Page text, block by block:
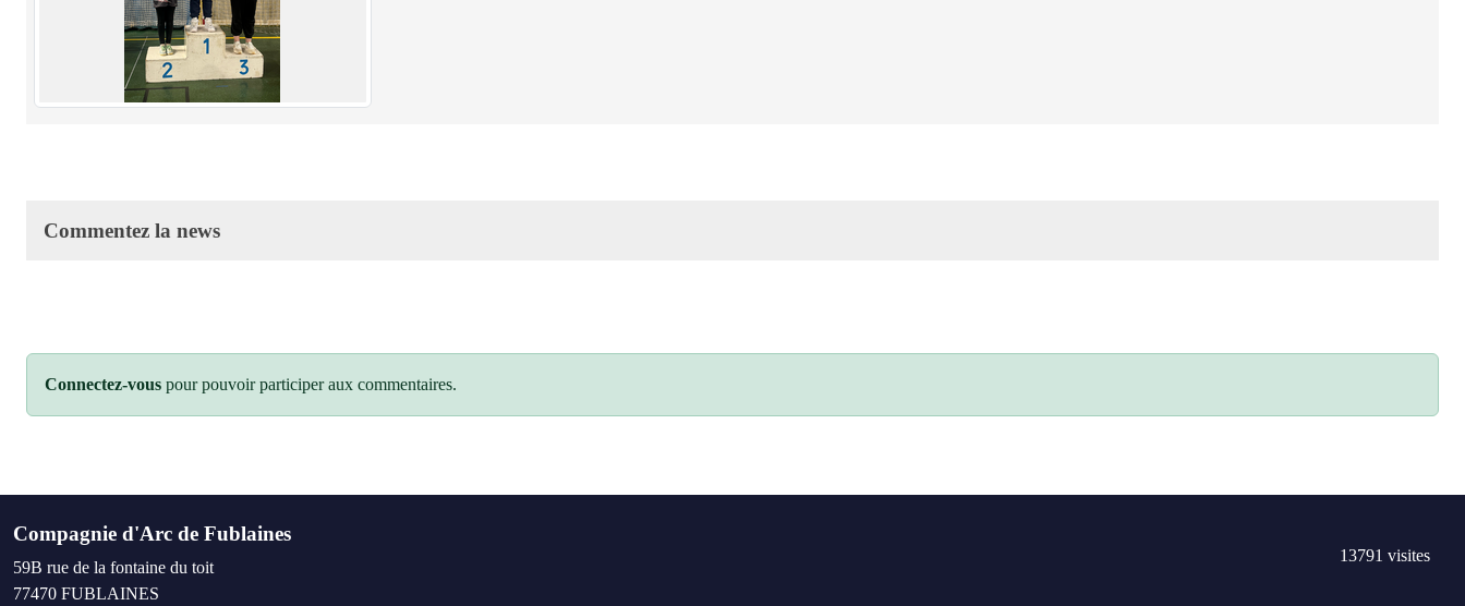
Commentez la news
Connectez-vous pour pouvoir participer aux commentaires.
Compagnie d'Arc de Fublaines
59B rue de la fontaine du toit
77470 FUBLAINES
13791 visites